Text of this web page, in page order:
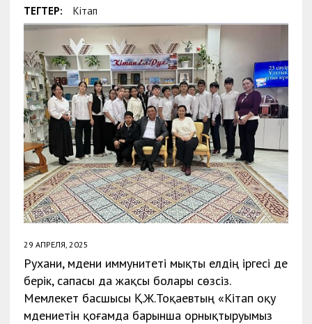
ТЕГТЕР: Кітап
29 АПРЕЛЯ, 2025
Рухани, мәдени иммунитеті мықты елдің іргесі де
берік, сапасы да жақсы болары сөзсіз.
Мемлекет басшысы Қ.Ж.Тоқаевтың «Кітап оқу
мәдениетін қоғамда барынша орнықтыруымыз